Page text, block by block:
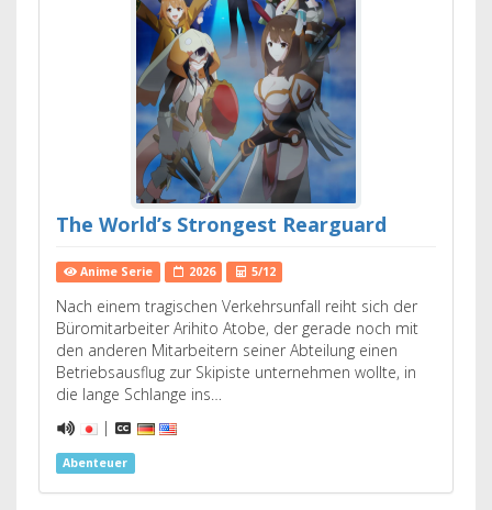
The World’s Strongest Rearguard
Anime Serie 2026 5/12
Nach einem tragischen Verkehrsunfall reiht sich der
Büromitarbeiter Arihito Atobe, der gerade noch mit
den anderen Mitarbeitern seiner Abteilung einen
Betriebsausflug zur Skipiste unternehmen wollte, in
die lange Schlange ins…
|
Abenteuer